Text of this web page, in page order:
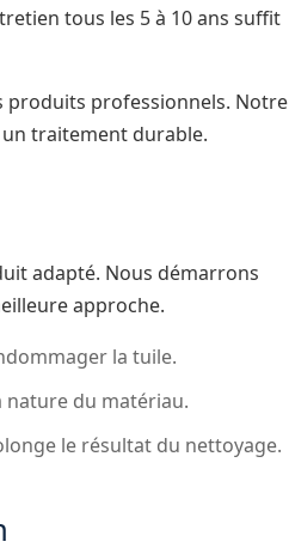
tous les 5 à 10 ans suffit
produits professionnels. Notre
traitement durable.
adapté. Nous démarrons
approche.
la tuile.
nature du matériau.
le résultat du nettoyage.